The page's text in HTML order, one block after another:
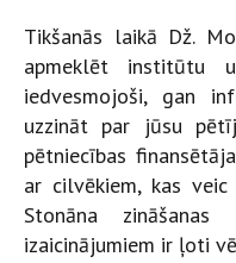
Tikšanās laikā Dž.
apmeklēt institūtu
iedvesmojoši, gan
uzzināt par jūsu
pētniecības
ar cilvēkiem, kas veic
Stonāna
izaicinājumiem ir ļoti